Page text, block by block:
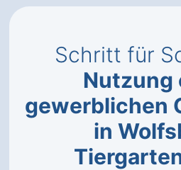
Schritt für
Nutzung
gewerblichen
in